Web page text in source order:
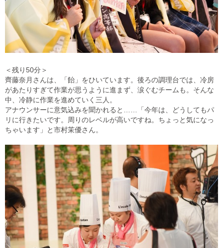
＜残り50分＞
齊藤奈月さんは、「飴」をひいています。後ろの調理台では、冷房
があたりすぎて作業が思うように進まず、涙ぐむチームも。そんな
中、冷静に作業を進めていく三人。
アナウンサーに意気込みを聞かれると……「今年は、どうしてもパ
リに行きたいです。周りのレベルが高いですね。ちょっと気になっ
ちゃいます」と市村茉優さん。